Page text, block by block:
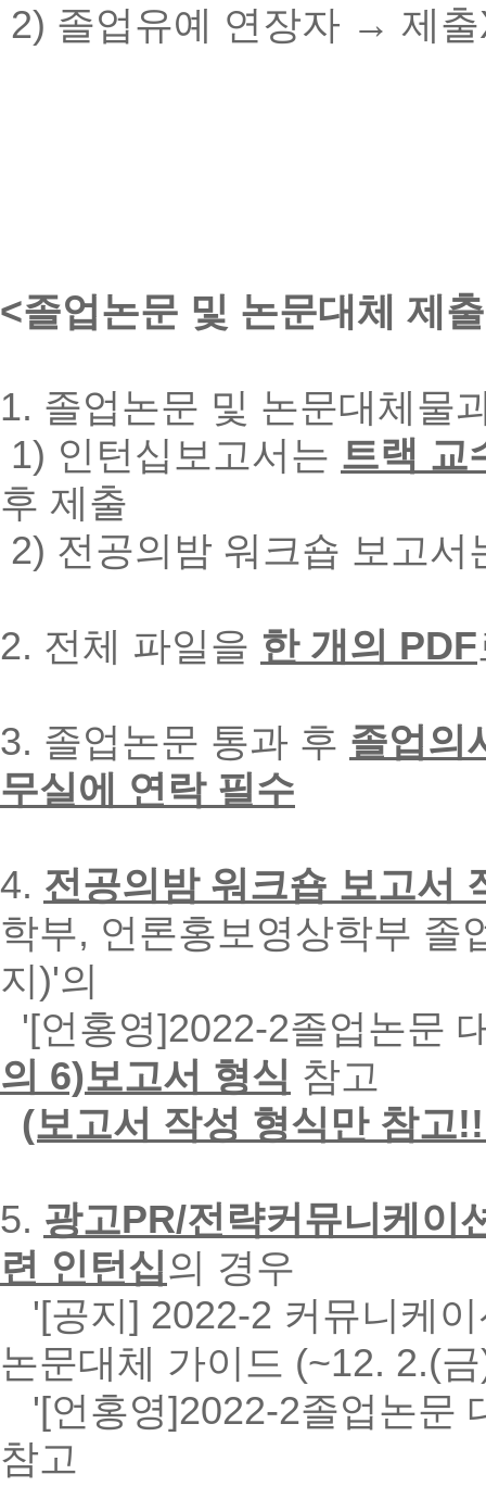
2) 졸업유예 연장자 → 제
<졸업논문 및 논문대체 제
1. 졸업논문 및 논문대체물
1) 인턴십보고서는 트랙 교
후 제출
2) 전공의밤 워크숍 보고
2. 전체 파일을 한 개의 PDF
3. 졸업논문 통과 후 졸업의
무실에 연락 필수
4. 전공의밤 워크숍 보고서
학부, 언론홍보영상학부 졸
지)'의
'[언홍영]2022-2졸업논문
의 6)보고서 형식 참고
(보고서 작성 형식만 참고
5. 광고PR/전략커뮤니케이
련 인턴십의 경우
'[공지] 2022-2 커뮤니케
논문대체 가이드 (~12. 2.(
'[언홍영]2022-2졸업논문
참고